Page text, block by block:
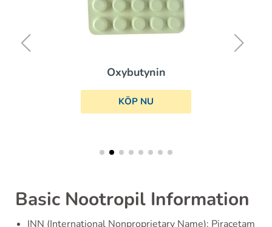
Oxybutynin
KÖP NU
Basic Nootropil Information
INN (International Nonproprietary Name): Piracetam